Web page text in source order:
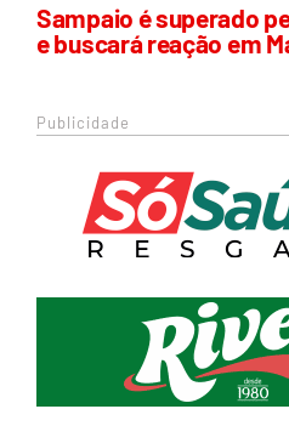
Sampaio é superado
e buscará reação em
Publicidade